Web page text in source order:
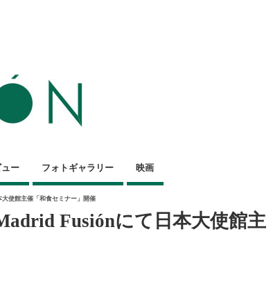
ー フォトギャラリー 映画
使館主催「和食セミナー」開催
Fusiónにて日本大使館主